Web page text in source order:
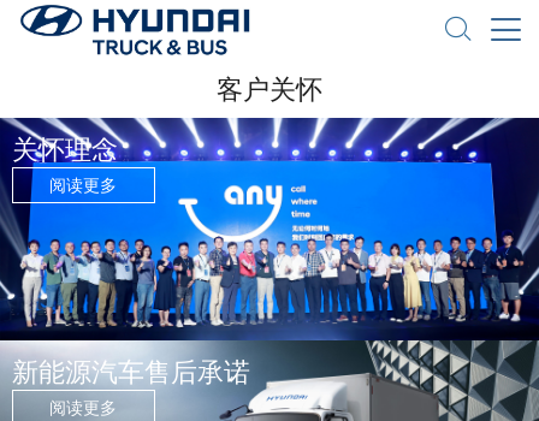
客户关怀
关怀理念
阅读更多
新能源汽车售后承诺
阅读更多